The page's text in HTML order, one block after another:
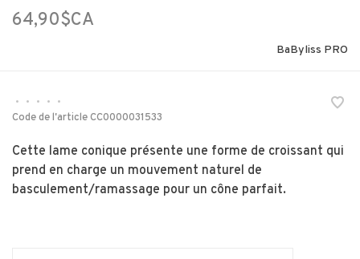
64,90$CA
BaByliss PRO
• • • •
•
Code de l'articleCC0000031533
Cette lame conique présente une forme de croissant qui
prend en charge un mouvement naturel de
basculement/ramassage pour un cône parfait.